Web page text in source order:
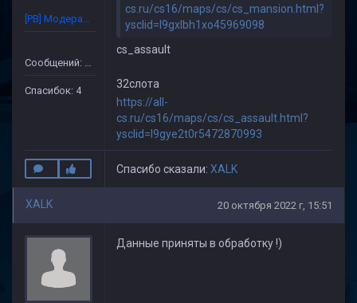
[PB] Модератор
Сообщений: 86
Спасибок: 4
cs.ru/cs16/maps/cs/cs_mansion.html?
ysclid=l9gxlbh1xo45969098
cs_assault
32слота
https://all-
cs.ru/cs16/maps/cs/cs_assault.html?
ysclid=l9gye2t0r5472870993
Спасибо сказали: XALK
XALK 20 октября 2022 г, 15:51
Данные приняты в обработку !)